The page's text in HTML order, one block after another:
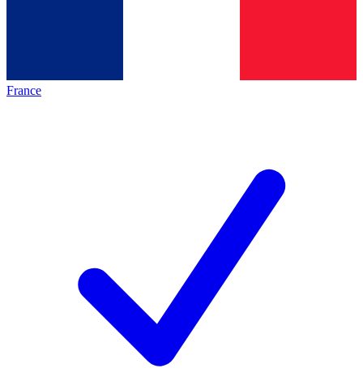
France